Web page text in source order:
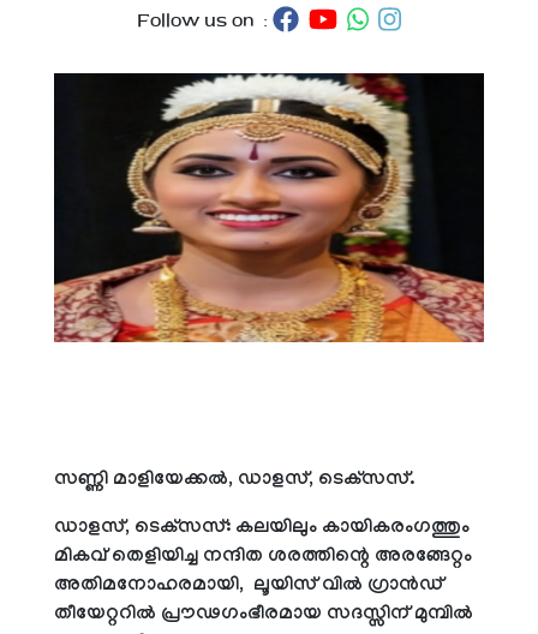
Follow us on :
സണ്ണി മാളിയേക്കല്‍, ഡാളസ്, ടെക്‌സസ്.
ഡാളസ്, ടെക്‌സസ്: കലയിലും കായികരംഗത്തും
മികവ് തെളിയിച്ച നന്ദിത ശരത്തിന്റെ അരങ്ങേറ്റം
അതിമനോഹരമായി, ലൂയിസ് വില്‍ ഗ്രാന്‍ഡ്
തീയേറ്ററില്‍ പ്രൗഢഗംഭീരമായ സദസ്സിന് മുമ്പില്‍